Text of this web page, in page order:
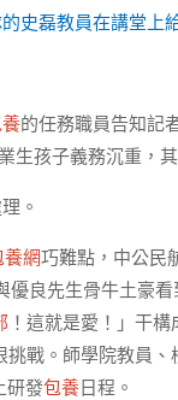
史磊教員在講堂上
的任務職員告知記
孩子義務沉重，
。
養網巧難點，中公民
良先生骨牛土豪
！這就是愛！」干
戰。師學院教員
研發包養日程。